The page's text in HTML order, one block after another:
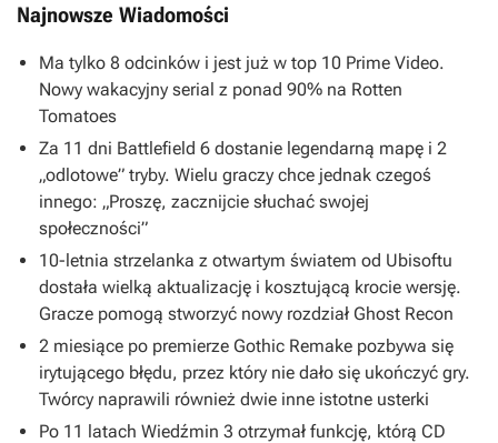
Najnowsze Wiadomości
Ma tylko 8 odcinków i jest już w top 10 Prime Video.
Nowy wakacyjny serial z ponad 90% na Rotten
Tomatoes
Za 11 dni Battlefield 6 dostanie legendarną mapę i 2
„odlotowe” tryby. Wielu graczy chce jednak czegoś
innego: „Proszę, zacznijcie słuchać swojej
społeczności”
10-letnia strzelanka z otwartym światem od Ubisoftu
dostała wielką aktualizację i kosztującą krocie wersję.
Gracze pomogą stworzyć nowy rozdział Ghost Recon
2 miesiące po premierze Gothic Remake pozbywa się
irytującego błędu, przez który nie dało się ukończyć gry.
Twórcy naprawili również dwie inne istotne usterki
Po 11 latach Wiedźmin 3 otrzymał funkcję, którą CD